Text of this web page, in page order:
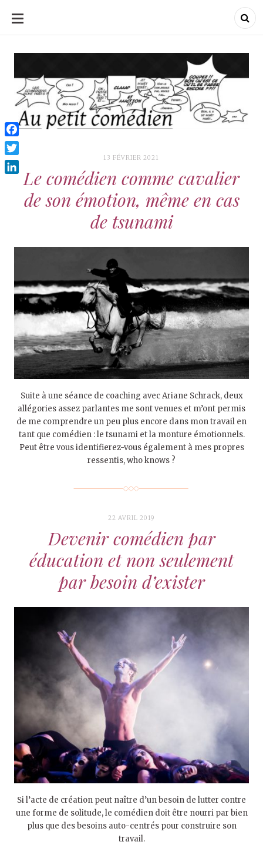
ALLER
CONTENU
Au Petit Comédien
Au Petit Comédien
13 FÉVRIER 2021
Le comédien comme cavalier
de son émotion, même en cas
de tsunami
Suite à une séance de coaching avec Ariane Schrack, deux
allégories assez parlantes me sont venues et m’ont permis
de me comprendre un peu plus encore dans mon travail en
tant que comédien : le tsunami et la monture émotionnels.
Peut être vous identifierez-vous également à mes propres
ressentis, who knows ?
22 AVRIL 2019
Devenir comédien par
éducation et non seulement
par besoin d’exister
Si l’acte de création peut naître d’un besoin de lutter contre
une forme de solitude, le comédien doit être nourri par bien
plus que des besoins auto-centrés pour construire son
travail.
Facebook
Twitter
LinkedIn